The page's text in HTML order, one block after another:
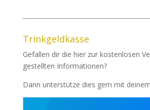
Trinkgeldkasse
Gefallen dir die hier zur kostenlosen
gestellten Informationen?
Dann unterstütze dies gern mit